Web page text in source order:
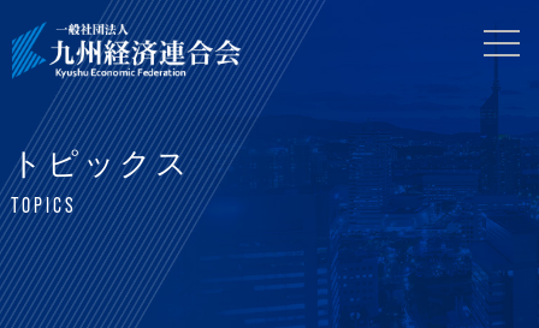
トピックス
TOPICS